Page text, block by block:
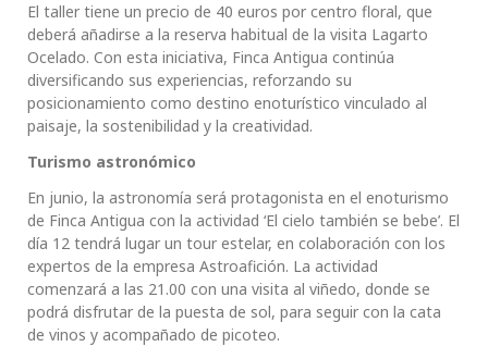
El taller tiene un precio de 40 euros por centro floral, que
deberá añadirse a la reserva habitual de la visita Lagarto
Ocelado. Con esta iniciativa, Finca Antigua continúa
diversificando sus experiencias, reforzando su
posicionamiento como destino enoturístico vinculado al
paisaje, la sostenibilidad y la creatividad.
Turismo astronómico
En junio, la astronomía será protagonista en el enoturismo
de Finca Antigua con la actividad ‘El cielo también se bebe’. El
día 12 tendrá lugar un tour estelar, en colaboración con los
expertos de la empresa Astroafición. La actividad
comenzará a las 21.00 con una visita al viñedo, donde se
podrá disfrutar de la puesta de sol, para seguir con la cata
de vinos y acompañado de picoteo.